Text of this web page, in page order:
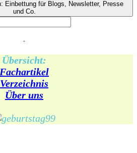
Einbettung für Blogs, Newsletter, Presse
und Co.
-
Übersicht:
Fachartikel
Verzeichnis
Über uns